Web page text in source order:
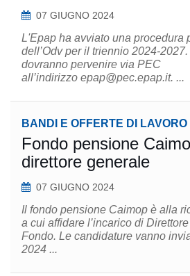
07 GIUGNO 2024
L'Epap ha avviato una procedura
dell’Odv per il triennio 2024-2027. Le istanze
dovranno pervenire via PEC
all’indirizzo epap@pec.epap.it. ...
BANDI E OFFERTE DI LAVORO
Fondo pensione
direttore generale
07 GIUGNO 2024
Il fondo pensione Caimop è alla
a cui affidare l’incarico di
Fondo. Le candidature vanno inviate entro il 30 luglio
2024 ...